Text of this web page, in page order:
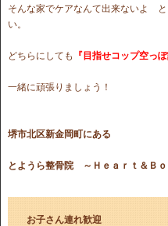
そんな家でケアなんて出来ないよ
い。
どちらにしても 『目指せコップ空っぽ
一緒に頑張りましょう！
堺市北区新金岡町にある
とようら整骨院 ～Ｈｅａｒｔ＆Ｂ
お子さん連れ歓迎